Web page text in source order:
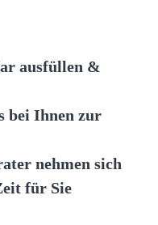
ausfüllen &
bei Ihnen zur
nehmen sich
für Sie